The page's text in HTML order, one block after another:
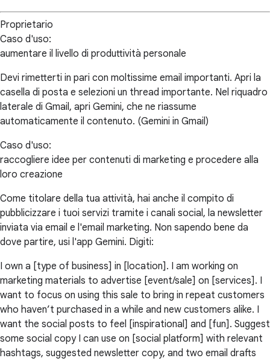
Proprietario
Caso d'uso:
aumentare il livello di produttività personale
Devi rimetterti in pari con moltissime email importanti. Apri la
casella di posta e selezioni un thread importante. Nel riquadro
laterale di Gmail, apri Gemini, che ne riassume
automaticamente il contenuto. (Gemini in Gmail)
Caso d'uso:
raccogliere idee per contenuti di marketing e procedere alla
loro creazione
Come titolare della tua attività, hai anche il compito di
pubblicizzare i tuoi servizi tramite i canali social, la newsletter
inviata via email e l'email marketing. Non sapendo bene da
dove partire, usi l'app Gemini. Digiti:
I own a [type of business] in [location]. I am working on
marketing materials to advertise [event/sale] on [services]. I
want to focus on using this sale to bring in repeat customers
who haven’t purchased in a while and new customers alike. I
want the social posts to feel [inspirational] and [fun]. Suggest
some social copy I can use on [social platform] with relevant
hashtags, suggested newsletter copy, and two email drafts